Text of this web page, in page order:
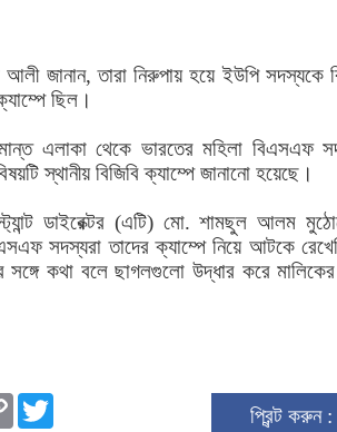
জানান, তারা নিরুপায় হয়ে ইউপি সদস্যকে
ছিল।
এলাকা থেকে ভারতের মহিলা বিএসএফ
স্থানীয় বিজিবি ক্যাম্পে জানানো হয়েছে।
ডাইরেক্টর (এটি) মো. শামছুল আলম
সদস্যরা তাদের ক্যাম্পে নিয়ে আটকে
কথা বলে ছাগলগুলো উদ্ধার করে
Copy
Link প্রিন্ট করুন :